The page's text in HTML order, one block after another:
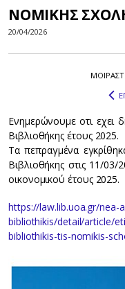
ΝΟΜΙΚΗΣ
20/04/2026
Ενημερώνουμε οτι εχει
Βιβλιοθήκης έτους 2025.
Τα πεπραγμένα
Βιβλιοθήκης στις 11/
οικονομικού έτους 2025.
https://law.lib.uoa.gr/nea-
bibliothikis/detail/article/
bibliothikis-tis-nomikis-